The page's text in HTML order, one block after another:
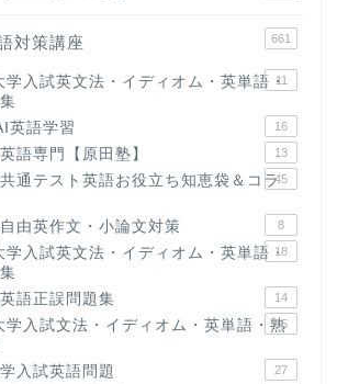
対策講座 661
学入試英文法・イディオム・英単語・
11
英語学習 16
語専門【原田塾】 13
通テスト英語お役立ち知恵袋＆コラ45
由英作文・小論文対策 8
学入試英文法・イディオム・英単語・
18
語正誤問題集 14
学入試文法・イディオム・英単語・熟
15
入試英語問題 27